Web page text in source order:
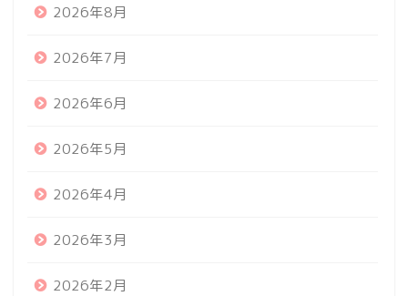
2026年8月
2026年7月
2026年6月
2026年5月
2026年4月
2026年3月
2026年2月